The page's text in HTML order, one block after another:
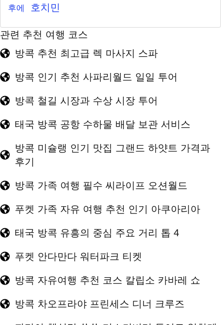
후에
호치민
관련 추천 여행 코스
방콕 추천 최고급 렉 마사지 스파
방콕 인기 추천 사파리월드 일일 투어
방콕 철길 시장과 수상 시장 투어
태국 방콕 공항 수하물 배달 보관 서비스
방콕 미슐랭 인기 맛집 그랜드 하얏트 가격과
후기
방콕 가족 여행 필수 씨라이프 오션월드
푸켓 가족 자유 여행 추천 인기 아쿠아리아
태국 방콕 유흥의 중심 주요 거리 톱 4
푸켓 안다만다 워터파크 티켓
방콕 자유여행 추천 코스 칼립소 카바레 쇼
방콕 차오프라야 프린세스 디너 크루즈